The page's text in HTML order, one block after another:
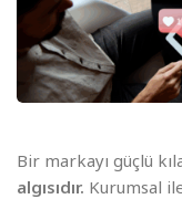
Bir markayı güçlü
algısıdır. Kurumsal